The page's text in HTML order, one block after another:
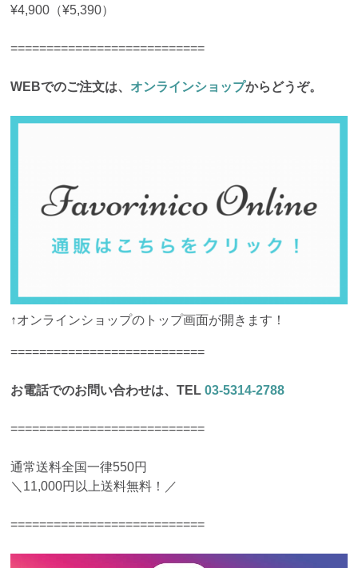
¥4,900（¥5,390）
===========================
WEBでのご注文は、 オンラインショップからどうぞ。
↑オンラインショップのトップ画面が開きます！
===========================
お電話でのお問い合わせは、TEL03-5314-2788
===========================
通常送料全国一律550円
＼11,000円以上送料無料！／
===========================